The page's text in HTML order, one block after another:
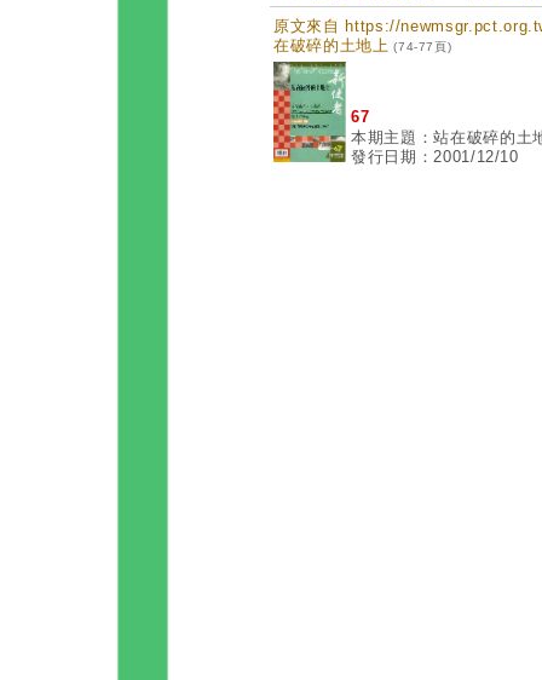
原文來自 https://
在破碎的土地上 (74-77頁)
67
本期主題：站在破碎的土
發行日期：2001/12/10